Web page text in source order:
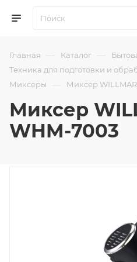
Главная — Каталог —
Техника для подготовки и
Миксеры — Миксер
Миксер
WHM-7003